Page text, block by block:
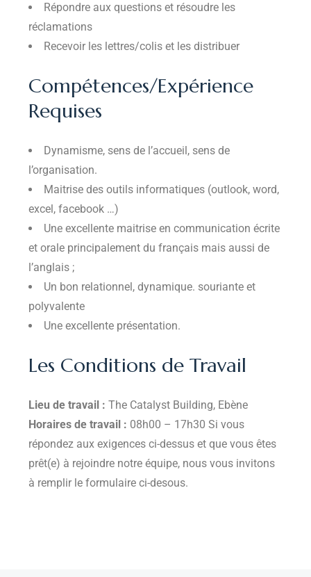
Répondre aux questions et résoudre les
réclamations
Recevoir les lettres/colis et les distribuer
Compétences/Expérience
Requises
Dynamisme, sens de l’accueil, sens de
l’organisation.
Maitrise des outils informatiques (outlook, word,
excel, facebook …)
Une excellente maitrise en communication écrite
et orale principalement du français mais aussi de
l’anglais ;
Un bon relationnel, dynamique. souriante et
polyvalente
Une excellente présentation.
Les Conditions de Travail
Lieu de travail : The Catalyst Building, Ebène
Horaires de travail : 08h00 – 17h30 Si vous
répondez aux exigences ci-dessus et que vous êtes
prêt(e) à rejoindre notre équipe, nous vous invitons
à remplir le formulaire ci-desous.